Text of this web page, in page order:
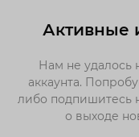
Активные
Нам не удалось
аккаунта.
либо подпишитесь
о выходе